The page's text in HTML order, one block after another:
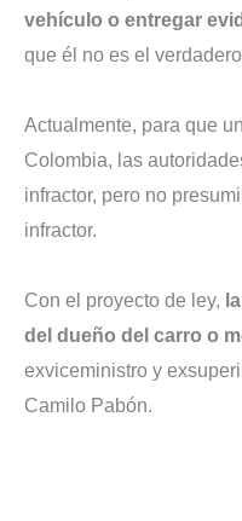
vehículo o entregar
que él no es el
Actualmente, para que
Colombia, las
infractor, pero no
infractor.
Con el proyecto de ley,
del dueño del carro o
exviceministro y
Camilo Pabón.